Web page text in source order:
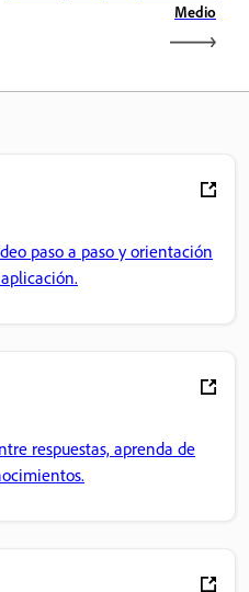
Medio
paso a paso y orientación
respuestas, aprenda de